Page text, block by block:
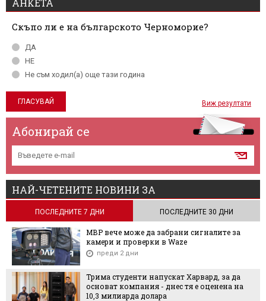
Скъпо ли е на българското Черноморие?
ДА
НЕ
Не съм ходил(а) още тази година
Виж резултати
Абонирай се
НАЙ-ЧЕТЕНИТЕ НОВИНИ ЗА
ПОСЛЕДНИТЕ 7 ДНИ ПОСЛЕДНИТЕ 30 ДНИ
МВР вече може да забрани сигналите за
камери и проверки в Waze
преди 2 дни
Трима студенти напускат Харвард, за да
основат компания - днес тя е оценена на
10,3 милиарда долара